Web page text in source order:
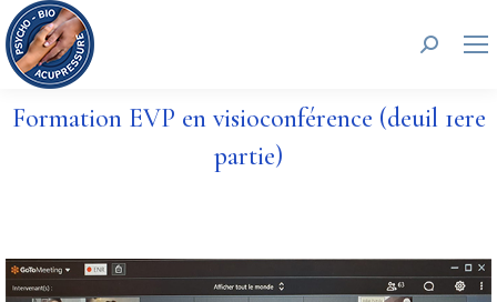
Formation EVP en visioconférence (deuil 1ere
partie)